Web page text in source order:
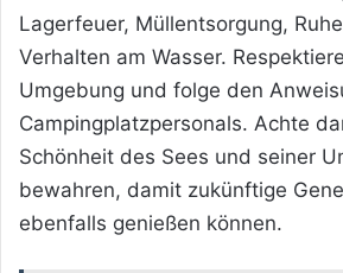
Lagerfeuer, Müllentsorgung,
Verhalten am Wasser.
Umgebung und folge den
Campingplatzpersonals. Achte
Schönheit des Sees und seiner
bewahren, damit zukünftige
ebenfalls genießen können.